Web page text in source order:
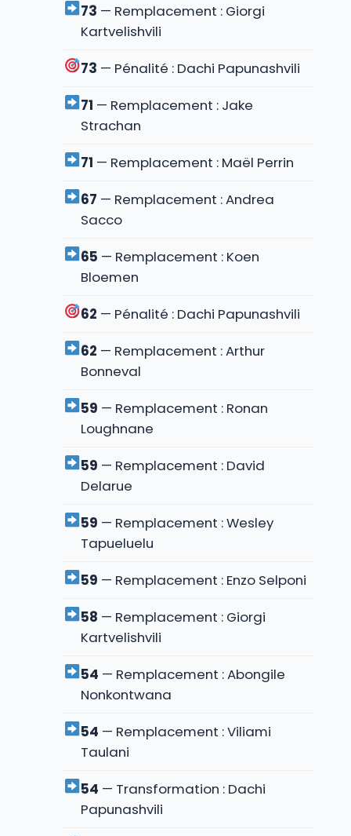
73 — Remplacement : Giorgi
Kartvelishvili
73 — Pénalité : Dachi Papunashvili
71 — Remplacement : Jake
Strachan
71 — Remplacement : Maël Perrin
67 — Remplacement : Andrea
Sacco
65 — Remplacement : Koen
Bloemen
62 — Pénalité : Dachi Papunashvili
62 — Remplacement : Arthur
Bonneval
59 — Remplacement : Ronan
Loughnane
59 — Remplacement : David
Delarue
59 — Remplacement : Wesley
Tapueluelu
59 — Remplacement : Enzo Selponi
58 — Remplacement : Giorgi
Kartvelishvili
54 — Remplacement : Abongile
Nonkontwana
54 — Remplacement : Viliami
Taulani
54 — Transformation : Dachi
Papunashvili